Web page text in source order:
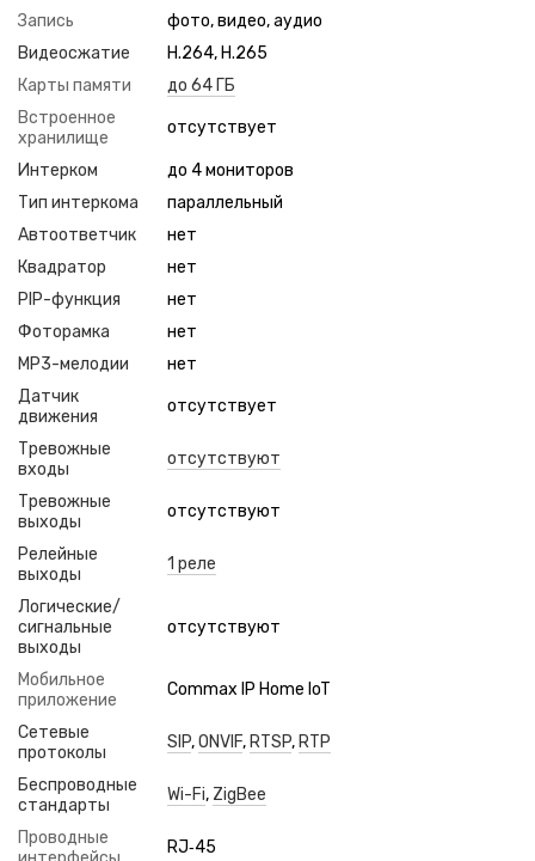
Запись
фото, видео, аудио
Видеосжатие
H.264, H.265
Карты памяти
до 64 ГБ
Встроенное
хранилище
отсутствует
Интерком
до 4 мониторов
Тип интеркома
параллельный
Автоответчик
нет
Квадратор
нет
PIP-функция
нет
Фоторамка
нет
MP3-мелодии
нет
Датчик
движения
отсутствует
Тревожные
входы
отсутствуют
Тревожные
выходы
отсутствуют
Релейные
выходы
1 реле
Логические/
сигнальные
выходы
отсутствуют
Мобильное
приложение
Commax IP Home IoT
Сетевые
протоколы
SIP,ONVIF, RTSP, RTP
Беспроводные
стандарты
Wi-Fi, ZigBee
Проводные
RJ‑45